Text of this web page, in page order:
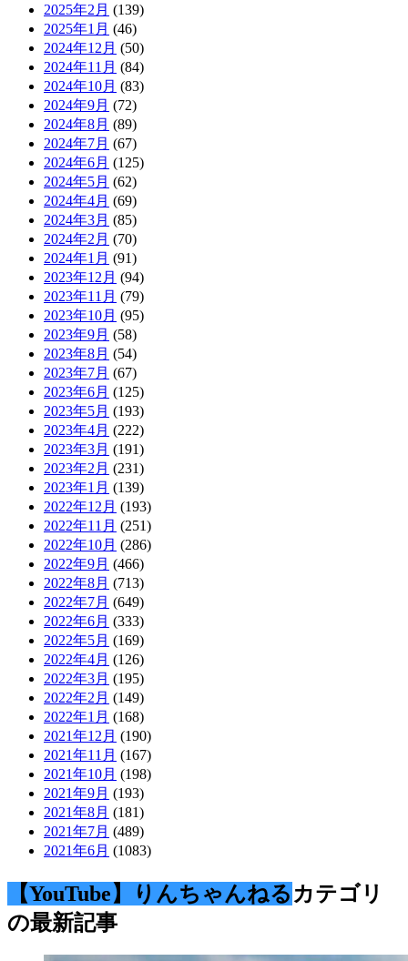
2025年2月 (139)
2025年1月 (46)
2024年12月 (50)
2024年11月 (84)
2024年10月 (83)
2024年9月 (72)
2024年8月 (89)
2024年7月 (67)
2024年6月 (125)
2024年5月 (62)
2024年4月 (69)
2024年3月 (85)
2024年2月 (70)
2024年1月 (91)
2023年12月 (94)
2023年11月 (79)
2023年10月 (95)
2023年9月 (58)
2023年8月 (54)
2023年7月 (67)
2023年6月 (125)
2023年5月 (193)
2023年4月 (222)
2023年3月 (191)
2023年2月 (231)
2023年1月 (139)
2022年12月 (193)
2022年11月 (251)
2022年10月 (286)
2022年9月 (466)
2022年8月 (713)
2022年7月 (649)
2022年6月 (333)
2022年5月 (169)
2022年4月 (126)
2022年3月 (195)
2022年2月 (149)
2022年1月 (168)
2021年12月 (190)
2021年11月 (167)
2021年10月 (198)
2021年9月 (193)
2021年8月 (181)
2021年7月 (489)
2021年6月 (1083)
【YouTube】りんちゃんねる カテゴリ
の最新記事